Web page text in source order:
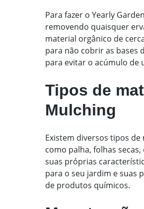
Para fazer o Yearly
removendo quaisquer
material orgânico de
para não cobrir as bases
para evitar o acúmulo de
Tipos de
Mulching
Existem diversos tipos
como palha, folhas
suas próprias
para o seu jardim e suas
de produtos químicos.